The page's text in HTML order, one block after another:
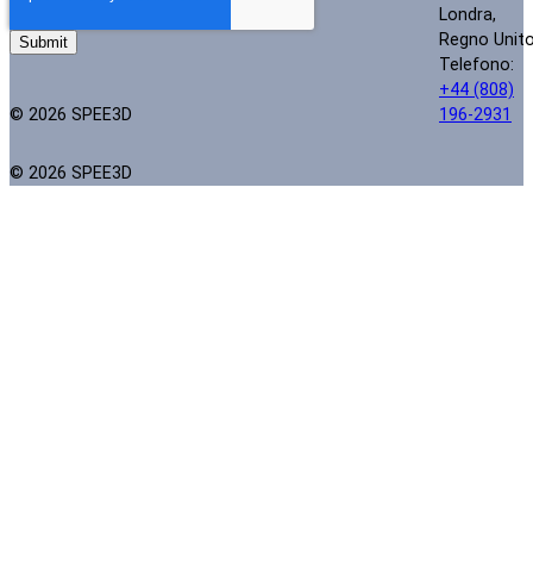
© 2026 SPEE3D
Londra,
Regno
Telefono:
+44 (808)
196-2931
© 2026 SPEE3D